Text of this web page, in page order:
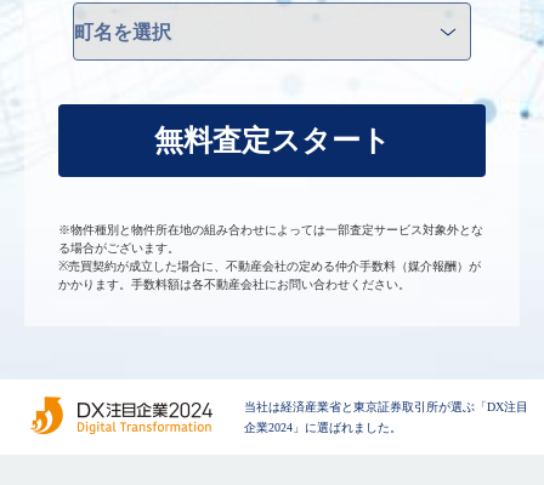
無料査定スタート
※物件種別と物件所在地の組み合わせによっては一部査定サービス対象外とな
る場合がございます。
※売買契約が成立した場合に、不動産会社の定める仲介手数料（媒介報酬）が
かかります。手数料額は各不動産会社にお問い合わせください。
当社は経済産業省と東京証券取引所が選ぶ「DX注目
企業2024」に選ばれました。